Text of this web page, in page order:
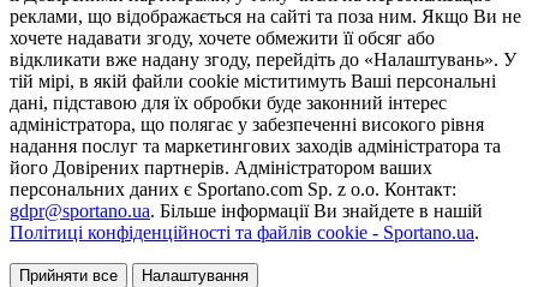
реклами, що відображається на сайті та поза ним. Якщо Ви не
хочете надавати згоду, хочете обмежити її обсяг або
відкликати вже надану згоду, перейдіть до «Налаштувань». У
тій мірі, в якій файли cookie міститимуть Ваші персональні
дані, підставою для їх обробки буде законний інтерес
адміністратора, що полягає у забезпеченні високого рівня
надання послуг та маркетингових заходів адміністратора та
його Довірених партнерів. Адміністратором ваших
персональних даних є Sportano.com Sp. z o.o. Контакт:
gdpr@sportano.ua. Більше інформації Ви знайдете в нашій
Політиці конфіденційності та файлів cookie - Sportano.ua.
Прийняти все Налаштування